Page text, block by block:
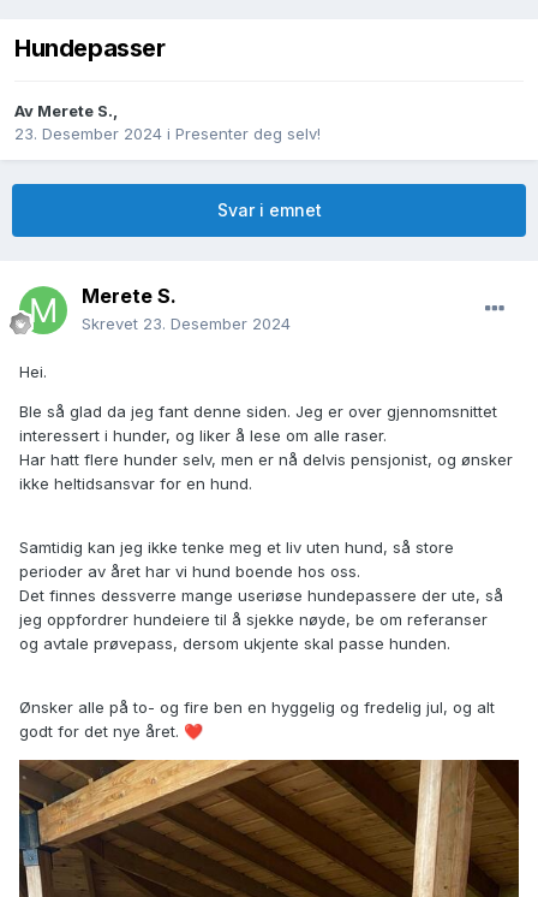
Hundepasser
Av Merete S.,
23. Desember 2024 i Presenter deg selv!
Svar i emnet
Merete S.
Skrevet 23. Desember 2024
Hei.
Ble så glad da jeg fant denne siden. Jeg er over gjennomsnittet
interessert i hunder, og liker å lese om alle raser.
Har hatt flere hunder selv, men er nå delvis pensjonist, og ønsker
ikke heltidsansvar for en hund.
Samtidig kan jeg ikke tenke meg et liv uten hund, så store
perioder av året har vi hund boende hos oss.
Det finnes dessverre mange useriøse hundepassere der ute, så
jeg oppfordrer hundeiere til å sjekke nøyde, be om referanser
og avtale prøvepass, dersom ukjente skal passe hunden.
Ønsker alle på to- og fire ben en hyggelig og fredelig jul, og alt
godt for det nye året. ❤️